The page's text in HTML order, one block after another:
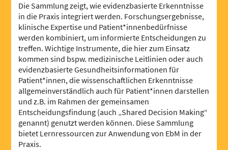
Die Sammlung zeigt, wie evidenzbasierte Erkenntnisse
in die Praxis integriert werden. Forschungsergebnisse,
klinische Expertise und Patient*innenbedürfnisse
werden kombiniert, um informierte Entscheidungen zu
treffen. Wichtige Instrumente, die hier zum Einsatz
kommen sind bspw. medizinische Leitlinien oder auch
evidenzbasierte Gesundheitsinformationen für
Patient*innen, die wissenschaftlichen Erkenntnisse
allgemeinverständlich auch für Patient*innen darstellen
und z.B. im Rahmen der gemeinsamen
Entscheidungsfindung (auch „Shared Decision Making“
genannt) genutzt werden können. Diese Sammlung
bietet Lernressourcen zur Anwendung von EbM in der
Praxis.